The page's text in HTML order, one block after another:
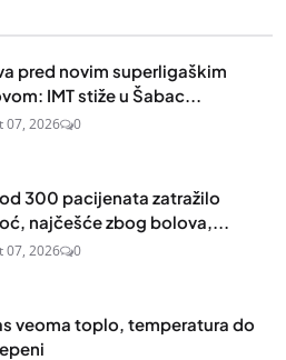
pred novim superligaškim
IMT stiže u Šabac...
07, 2026 0
300 pacijenata zatražilo
najčešće zbog bolova,...
07, 2026 0
veoma toplo, temperatura do